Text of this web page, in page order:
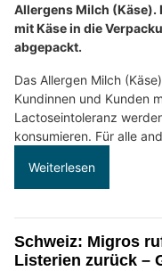
Allergens Milch
mit Käse in die
abgepackt.
Das Allergen Milch
Kundinnen und Kunden
Lactoseintoleranz
konsumieren. Für alle
Weiterlesen
Schweiz: Migros
Listerien zurück –